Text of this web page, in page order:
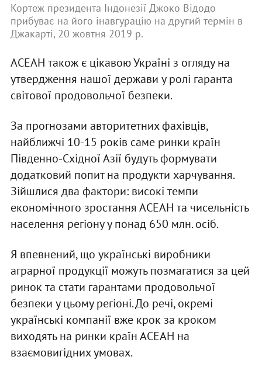
Кортеж президента Індонезії Джоко Відодо
прибуває на його інавгурацію на другий термін в
Джакарті, 20 жовтня 2019 р.
АСЕАН також є цікавою Україні з огляду на
утвердження нашої держави у ролі гаранта
світової продовольчої безпеки.
За прогнозами авторитетних фахівців,
найближчі 10-15 років саме ринки країн
Південно-Східної Азії будуть формувати
додатковий попит на продукти харчування.
Зійшлися два фактори: високі темпи
економічного зростання АСЕАН та чисельність
населення регіону у понад 650 млн. осіб.
Я впевнений, що українські виробники
аграрної продукції можуть позмагатися за цей
ринок та стати гарантами продовольчої
безпеки у цьому регіоні. До речі, окремі
українські компанії вже крок за кроком
виходять на ринки країн АСЕАН на
взаємовигідних умовах.